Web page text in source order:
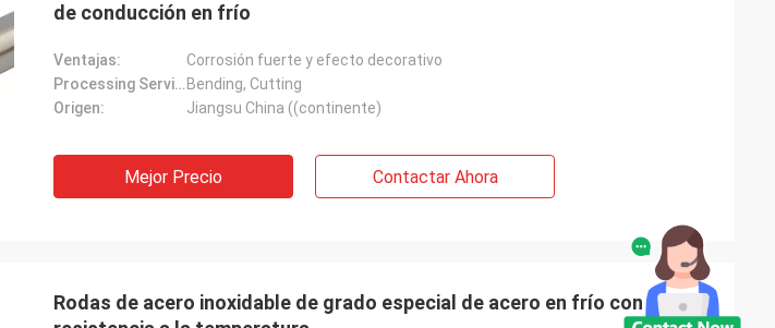
de conducción en frío
Ventajas:
Corrosión fuerte y efecto decorativo
Processing Service: Bending, Cutting
Origen:
Jiangsu China ((continente)
Mejor Precio Contactar Ahora
Rodas de acero inoxidable de grado especial de acero en frío con